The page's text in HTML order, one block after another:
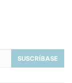
SUSCRÍBASE